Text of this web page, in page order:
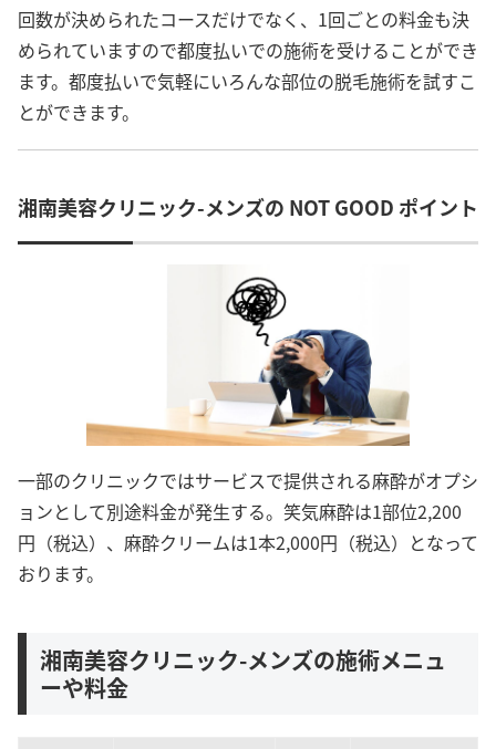
回数が決められたコースだけでなく、1回ごとの料金も決
められていますので都度払いでの施術を受けることができ
ます。都度払いで気軽にいろんな部位の脱毛施術を試すこ
とができます。
湘南美容クリニック-メンズの NOT GOOD ポイント
一部のクリニックではサービスで提供される麻酔がオプシ
ョンとして別途料金が発生する。笑気麻酔は1部位2,200
円（税込）、麻酔クリームは1本2,000円（税込）となって
おります。
湘南美容クリニック-メンズの施術メニュ
ーや料金